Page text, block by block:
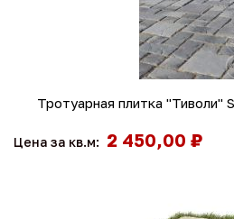
Тротуарная плитка
Цена за кв.м: 2 450,00 ₽